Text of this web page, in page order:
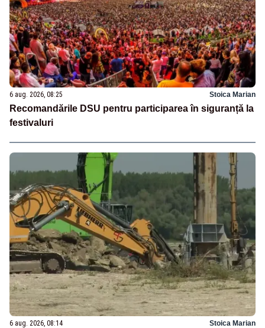
6 aug. 2026, 08:25 Stoica Marian
Recomandările DSU pentru participarea în siguranță la
festivaluri
6 aug. 2026, 08:14 Stoica Marian